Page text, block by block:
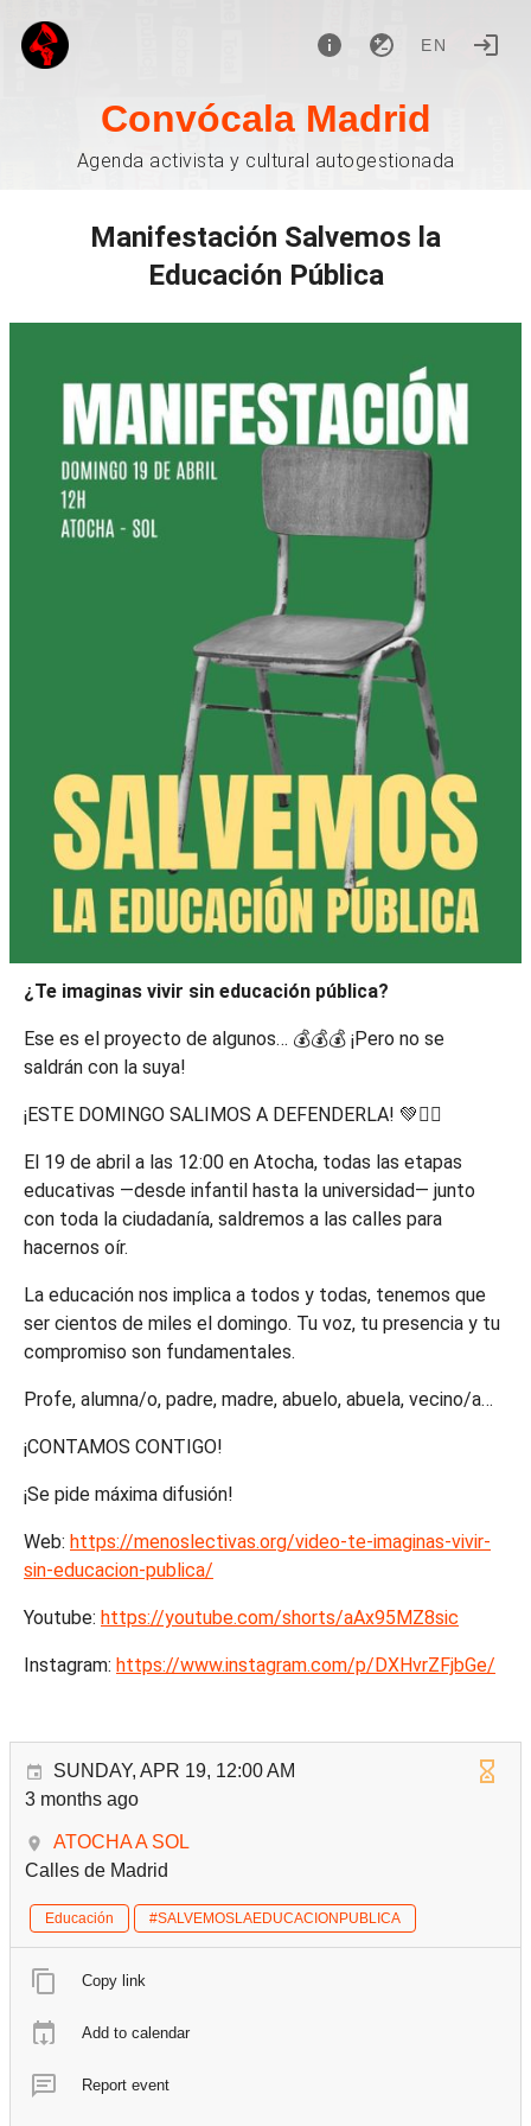
EN
Convócala Madrid
Agenda activista y cultural autogestionada
Manifestación Salvemos la
Educación Pública
¿Te imaginas vivir sin educación pública?
Ese es el proyecto de algunos… 💰💰💰 ¡Pero no se
saldrán con la suya!
¡ESTE DOMINGO SALIMOS A DEFENDERLA! 💚✊🏽
El 19 de abril a las 12:00 en Atocha, todas las etapas
educativas —desde infantil hasta la universidad— junto
con toda la ciudadanía, saldremos a las calles para
hacernos oír.
La educación nos implica a todos y todas, tenemos que
ser cientos de miles el domingo. Tu voz, tu presencia y tu
compromiso son fundamentales.
Profe, alumna/o, padre, madre, abuelo, abuela, vecino/a…
¡CONTAMOS CONTIGO!
¡Se pide máxima difusión!
Web: https://menoslectivas.org/video-te-imaginas-vivir-
sin-educacion-publica/
Youtube: https://youtube.com/shorts/aAx95MZ8sic
Instagram: https://www.instagram.com/p/DXHvrZFjbGe/
SUNDAY, APR 19, 12:00 AM
3 months ago
ATOCHA A SOL
Calles de Madrid
Educación #SALVEMOSLAEDUCACIONPUBLICA
Copy link
Add to calendar
Report event